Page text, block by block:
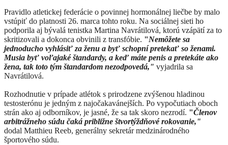
Pravidlo atletickej federácie o povinnej hormonálnej liečbe by malo
vstúpiť do platnosti 26. marca tohto roku. Na sociálnej sieti ho
podporila aj bývalá tenistka Martina Navrátilová, ktorú vzápätí za to
skritizovali a dokonca obvinili z transfóbie. "Nemôžete sa
jednoducho vyhlásiť za ženu a byť schopní pretekať so ženami.
Musia byť voľajaké štandardy, a keď máte penis a pretekáte ako
žena, tak toto tým štandardom nezodpovedá," vyjadrila sa
Navrátilová.
Rozhodnutie v prípade atlétok s prirodzene zvýšenou hladinou
testosterónu je jedným z najočakavánejších. Po vypočutiach oboch
strán ako aj odborníkov, je jasné, že sa tak skoro nezrodí. "Členov
arbitrážneho súdu čaká približne štvortýždňové rokovanie,"
dodal Matthieu Reeb, generálny sekretár medzinárodného
športového súdu.